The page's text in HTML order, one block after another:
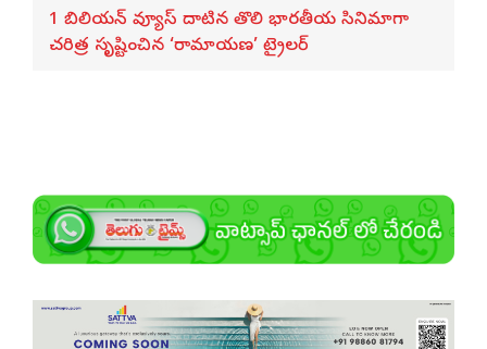
1 బిలియన్ వ్యూస్ దాటిన తొలి భారతీయ సినిమాగా
చరిత్ర సృష్టించిన ‘రామాయణ’ ట్రైలర్